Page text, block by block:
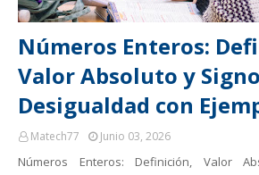
Números Enteros:
Valor Absoluto y
Desigualdad con
Matech77 Junio 03, 2026
Números Enteros: Definición, Valor